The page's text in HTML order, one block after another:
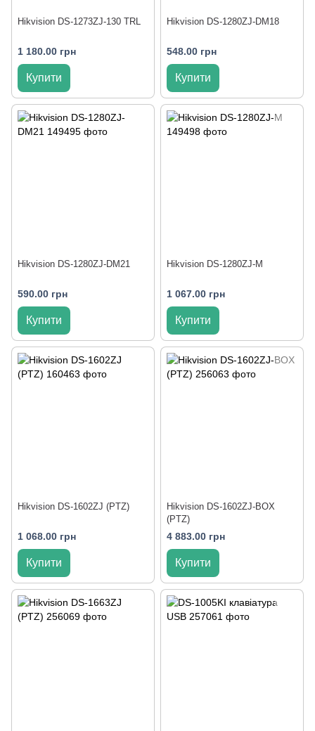
Hikvision DS-1273ZJ-130 TRL
1 180.00 грн
Купити
Hikvision DS-1280ZJ-DM18
548.00 грн
Купити
Hikvision DS-1280ZJ-DM21
590.00 грн
Купити
Hikvision DS-1280ZJ-M
1 067.00 грн
Купити
Hikvision DS-1602ZJ (PTZ)
1 068.00 грн
Купити
Hikvision DS-1602ZJ-BOX
(PTZ)
4 883.00 грн
Купити